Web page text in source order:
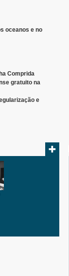
oceanos e no
Comprida
gratuito na
e